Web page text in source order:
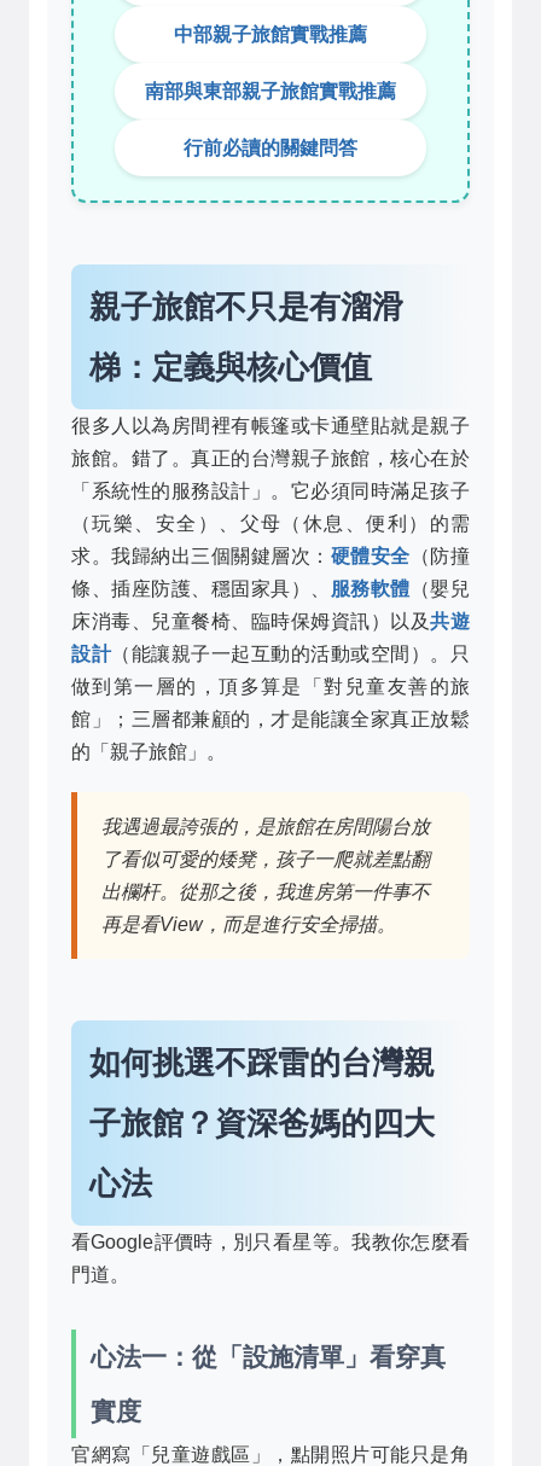
中部親子旅館實戰推薦
南部與東部親子旅館實戰推薦
行前必讀的關鍵問答
親子旅館不只是有溜滑
梯：定義與核心價值
很多人以為房間裡有帳篷或卡通壁貼就是親子
旅館。錯了。真正的台灣親子旅館，核心在於
「系統性的服務設計」。它必須同時滿足孩子
（玩樂、安全）、父母（休息、便利）的需
求。我歸納出三個關鍵層次： 硬體安全 （防撞
條、插座防護、穩固家具）、 服務軟體 （嬰兒
床消毒、兒童餐椅、臨時保姆資訊）以及共遊
設計（能讓親子一起互動的活動或空間）。只
做到第一層的，頂多算是「對兒童友善的旅
館」；三層都兼顧的，才是能讓全家真正放鬆
的「親子旅館」。
我遇過最誇張的，是旅館在房間陽台放
了看似可愛的矮凳，孩子一爬就差點翻
出欄杆。從那之後，我進房第一件事不
再是看View，而是進行安全掃描。
如何挑選不踩雷的台灣親
子旅館？資深爸媽的四大
心法
看Google評價時，別只看星等。我教你怎麼看
門道。
心法一：從「設施清單」看穿真
實度
官網寫「兒童遊戲區」，點開照片可能只是角